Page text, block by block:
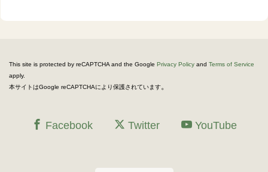
This site is protected by reCAPTCHA and the Google Privacy Policy and Terms of Service
apply.
本サイトはGoogle reCAPTCHAにより保護されています。
Facebook Twitter YouTube